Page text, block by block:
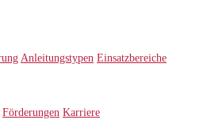
Anleitungstypen Einsatzbereiche
Förderungen Karriere